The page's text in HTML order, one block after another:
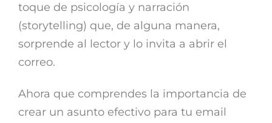
toque de psicología y narración
(storytelling) que, de alguna manera,
sorprende al lector y lo invita a abrir el
correo.
Ahora que comprendes la importancia de
crear un asunto efectivo para tu email